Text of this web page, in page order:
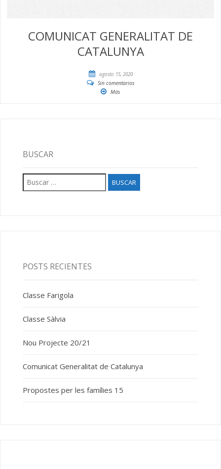
COMUNICAT GENERALITAT DE
CATALUNYA
agosto 15, 2020
Sin comentarios
Más
BUSCAR
Buscar:
POSTS RECIENTES
Classe Farigola
Classe Sàlvia
Nou Projecte 20/21
Comunicat Generalitat de Catalunya
Propostes per les famílies 15